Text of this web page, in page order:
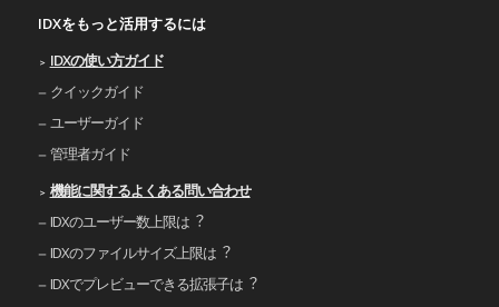
IDXをもっと活用するには
IDXの使い⽅ガイド
クイックガイド
ユーザーガイド
管理者ガイド
機能に関するよくある問い合わせ
IDXのユーザー数上限は︖
IDXのファイルサイズ上限は︖
IDXでプレビューできる拡張⼦は︖